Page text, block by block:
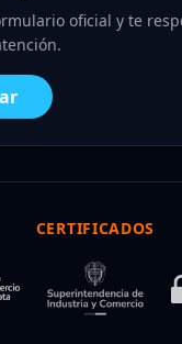
oficial y te
CERTIFICADOS